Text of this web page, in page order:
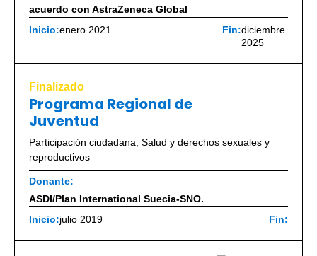
acuerdo con AstraZeneca Global
Inicio:enero 2021 Fin:diciembre
2025
Finalizado
Programa Regional de
Juventud
Participación ciudadana Salud y derechos sexuales y
reproductivos
Donante:
ASDI/Plan International Suecia-SNO.
Inicio:julio 2019 Fin: